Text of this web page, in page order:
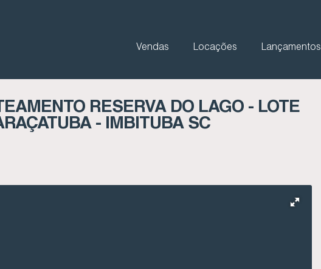
Lançamentos
Locações
Vendas
RESERVA DO LAGO - LOTE
- IMBITUBA SC